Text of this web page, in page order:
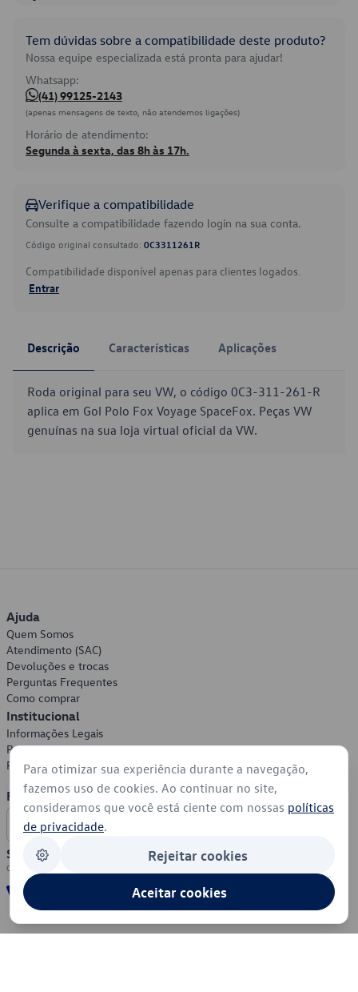
Tem dúvidas sobre a compatibilidade deste produto?
Nossa equipe especializada está pronta para ajudar!
Whatsapp:
(41) 99125-2143
(apenas mensagens de texto, não atendemos ligações)
Horário de atendimento:
Segunda à sexta, das 8h às 17h.
Verifique a compatibilidade
Consulte a compatibilidade fazendo login na sua conta.
Código original consultado: 0C3311261R
Compatibilidade disponível apenas para clientes logados.
Entrar
Descrição Características Aplicações
Roda original para seu VW, o código 0C3-311-261-R
aplica em Gol Polo Fox Voyage SpaceFox. Peças VW
genuínas na sua loja virtual oficial da VW.
Ajuda
Quem Somos
Atendimento (SAC)
Devoluções e trocas
Perguntas Frequentes
Como comprar
Institucional
Informações Legais
Política de Privacidade
Política de Cookies
Formas de Pagamento
Segurança
Para otimizar sua experiência durante a navegação,
fazemos uso de cookies. Ao continuar no site,
consideramos que você está ciente com nossas políticas
de privacidade.
Rejeitar cookies
Aceitar cookies